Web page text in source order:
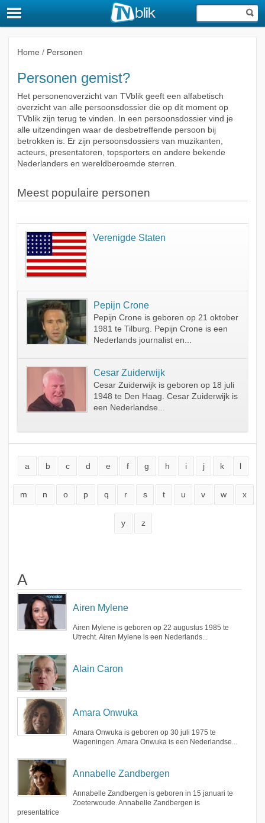
Home / Personen
Personen gemist?
Het personenoverzicht van TVblik geeft een alfabetisch
overzicht van alle persoonsdossier die op dit moment op
TVblik zijn terug te vinden. In een persoonsdossier vind je
alle uitzendingen waar de desbetreffende persoon bij
betrokken is. Er zijn persoonsdossiers van muzikanten,
acteurs, presentatoren, topsporters en andere bekende
Nederlanders en wereldberoemde sterren.
Meest populaire personen
Verenigde Staten
Pepijn Crone
Pepijn Crone is geboren op 21 oktober
1981 te Tilburg. Pepijn Crone is een
Nederlands journalist en...
Cesar Zuiderwijk
Cesar Zuiderwijk is geboren op 18 juli
1948 te Den Haag. Cesar Zuiderwijk is
een Nederlandse...
a b c d e f g h i j k l
m n o p q r s t u v w x
y z
A
Airen Mylene
Airen Mylene is geboren op 22 augustus 1985 te
Utrecht. Airen Mylene is een Nederlands...
Alain Caron
Amara Onwuka
Amara Onwuka is geboren op 30 juli 1975 te
Wageningen. Amara Onwuka is een Nederlandse...
Annabelle Zandbergen
Annabelle Zandbergen is geboren in 15 januari te
Zoeterwoude. Annabelle Zandbergen is
presentatrice